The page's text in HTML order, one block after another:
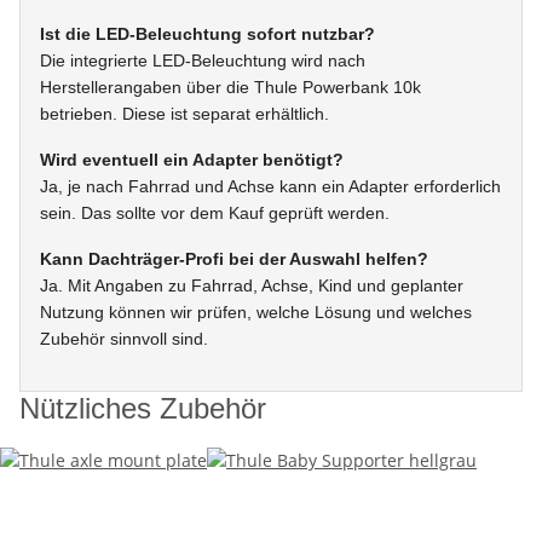
Ist die LED-Beleuchtung sofort nutzbar?
Die integrierte LED-Beleuchtung wird nach
Herstellerangaben über die Thule Powerbank 10k
betrieben. Diese ist separat erhältlich.
Wird eventuell ein Adapter benötigt?
Ja, je nach Fahrrad und Achse kann ein Adapter erforderlich
sein. Das sollte vor dem Kauf geprüft werden.
Kann Dachträger-Profi bei der Auswahl helfen?
Ja. Mit Angaben zu Fahrrad, Achse, Kind und geplanter
Nutzung können wir prüfen, welche Lösung und welches
Zubehör sinnvoll sind.
Nützliches Zubehör